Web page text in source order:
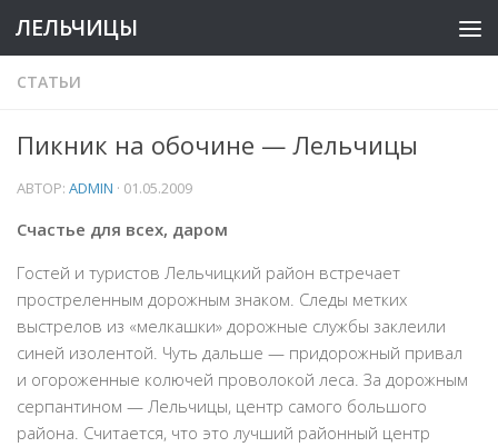
ЛЕЛЬЧИЦЫ
СТАТЬИ
Пикник на обочине — Лельчицы
АВТОР: ADMIN · 01.05.2009
Счастье для всех, даром
Гостей и туристов Лельчицкий район встречает
простреленным дорожным знаком. Следы метких
выстрелов из «мелкашки» дорожные службы заклеили
синей изолентой. Чуть дальше — придорожный привал
и огороженные колючей проволокой леса. За дорожным
серпантином — Лельчицы, центр самого большого
района. Считается, что это лучший районный центр